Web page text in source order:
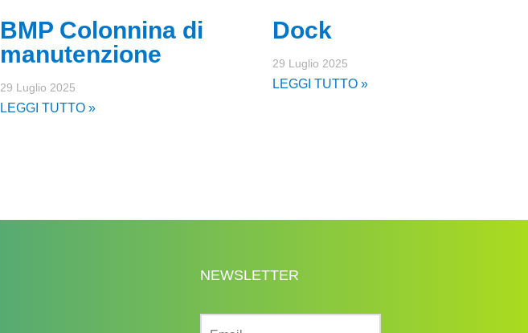
BMP Colonnina di
manutenzione
29 Luglio 2025
LEGGI TUTTO »
Dock
29 Luglio 2025
LEGGI TUTTO »
NEWSLETTER